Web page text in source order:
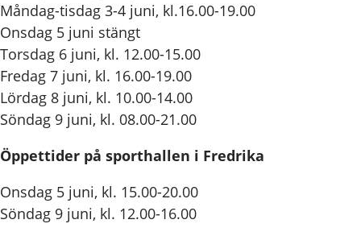
Måndag-tisdag 3-4 juni, kl.16.00-19.00
Onsdag 5 juni stängt
Torsdag 6 juni, kl. 12.00-15.00
Fredag 7 juni, kl. 16.00-19.00
Lördag 8 juni, kl. 10.00-14.00
Söndag 9 juni, kl. 08.00-21.00
Öppettider på sporthallen i Fredrika
Onsdag 5 juni, kl. 15.00-20.00
Söndag 9 juni, kl. 12.00-16.00